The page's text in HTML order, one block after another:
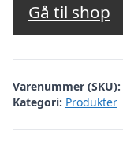
Gå til shop
Varenummer (SKU):
Kategori: Produkter